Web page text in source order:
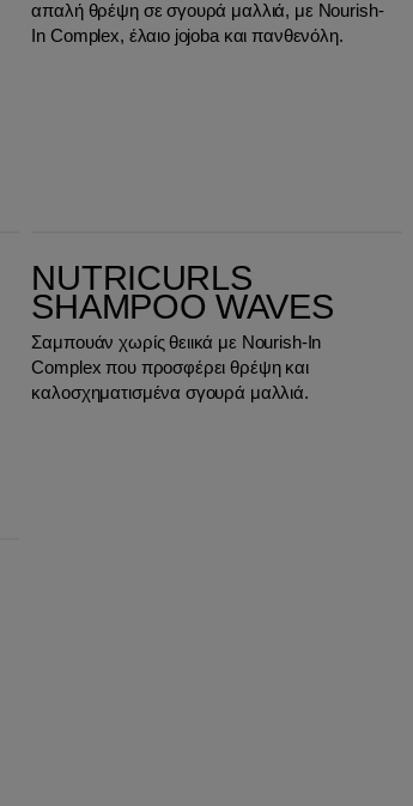
απαλή θρέψη σε σγουρά μαλλιά, με Nourish-
In Complex, έλαιο jojoba και πανθενόλη.
NUTRICURLS
SHAMPOO WAVES
Σαμπουάν χωρίς θειικά με Nourish‑In
Complex που προσφέρει θρέψη και
καλοσχηματισμένα σγουρά μαλλιά.